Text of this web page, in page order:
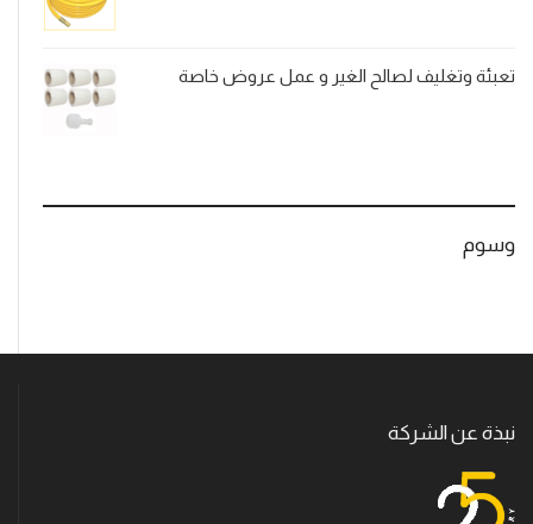
تعبئة وتغليف لصالح الغير و عمل عروض خاصة
وسوم
نبذة عن الشركة